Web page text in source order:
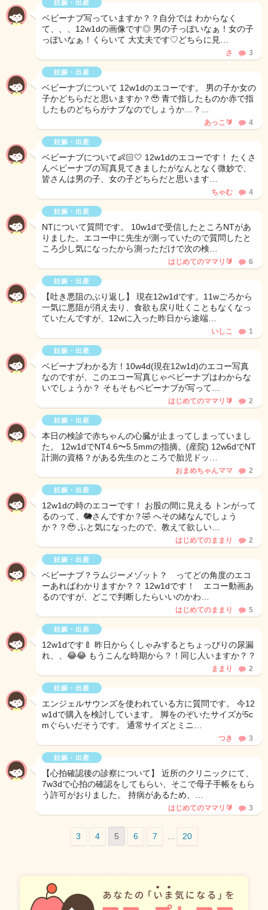
妊娠・出産
ベビーナブ写っていますか？？自分では わからなく
て、、、12w1dの画像です◎ 男の子っぽいなぁ！女の子
っぽいなぁ！くらいて 大丈夫です♡どちらに見…
さ 3
妊娠・出産
ベビーナブについて 12w1dのエコーです。 男の子か女の
子かどちらだと思いますか？🥹 青で指したものか赤で指
したものどちらがナブなのでしょうか…？…
あっこ🔰 4
妊娠・出産
ベビーナブについて👶🏻🤍 12w1dのエコーです！ たくさ
んベビーナブの写真見てきましたがなんとなく微妙で、
皆さんは男の子、女の子どちらだと思います…
ちゃむ 4
妊娠・出産
NTについて質問です。 10w1dで受信したところNTがあ
りました。エコー中に先生が測っていたので質問したと
ころ少し気になったから測っただけで次の検…
はじめてのママリ🔰 6
妊娠・出産
【吐き悪阻のぶり返し】 現在12w1dです。11wごろから
一気に悪阻が消え去り、食欲も戻り吐くこともなくなっ
ていたんですが、12wに入った昨日から途端…
いしこ 1
妊娠・出産
ベビーナブわかる方！10w4d(現在12w1d)のエコー写真
なのですが、このエコー写真じゃベビーナブはわからな
いでしょうか？ そもそもベビーナブが写って…
はじめてのママリ🔰 2
妊娠・出産
本日の検診で赤ちゃんの心臓が止まってしまっていまし
た。 12w1dでNT4.6〜5.5mmの指摘。(産院) 12w6dでNT
計測の資格？がある先生のところで胎児ドッ…
おまめちゃんママ 2
妊娠・出産
12w1dの時のエコーです！ お股の間に見える トンがって
るのって、🐘さんですか？🤣 へその緒なんでしょう
か？？🥹 ふと気になったので、教えて欲しい…
はじめてのままり 2
妊娠・出産
ベビーナブ？ラムジーメゾット？ ってどの角度のエコ
ーあればわかりますか？？ 12w1dです！ エコー動画あ
るのですが、どこで判断したらいいのかわ…
はじめてのままり 5
妊娠・出産
12w1dです🍼 昨日からくしゃみするとちょっぴりの尿漏
れ、、😂😂 もうこんな時期から？！同じ人いますか？？
ままり 2
妊娠・出産
エンジェルサウンズを使われている方に質問です。 今12
w1dで購入を検討しています。 脚をのぞいたサイズが5c
mぐらいだそうです。 通常サイズとミニ…
つき 3
妊娠・出産
【心拍確認後の診察について】 近所のクリニックにて、
7w3dで心拍の確認をしてもらい、そこで母子手帳をもら
う許可がおりました。 持病があるため、…
はじめてのママリ🔰 3
3 4 5 6 7 20